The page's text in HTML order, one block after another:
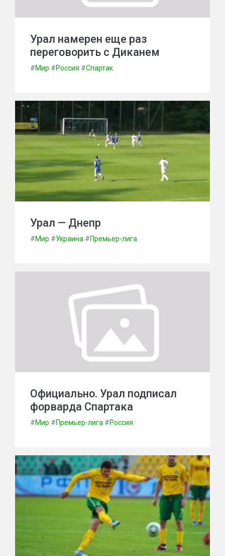
Урал намерен еще раз
переговорить с Диканем
#Мир #Россия #Спартак
Урал — Днепр
#Мир #Украина #Премьер-лига
Официально. Урал подписал
форварда Спартака
#Мир #Премьер-лига #Россия